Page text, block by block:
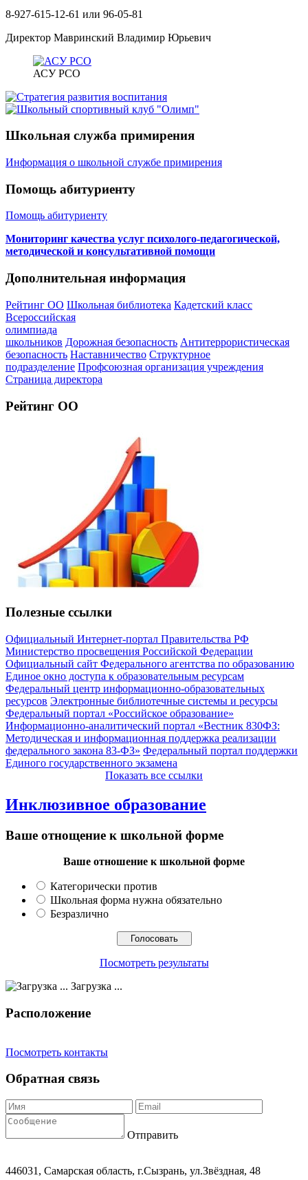
8-927-615-12-61 или 96-05-81
Директор Мавринский Владимир Юрьевич
АСУ РСО
Школьная служба примирения
Информация о школьной службе примирения
Помощь абитуриенту
Помощь абитуриенту
Мониторинг качества услуг психолого-педагогической,
методической и консультативной помощи
Дополнительная информация
Рейтинг ОО Школьная библиотека Кадетский класс
Всероссийская
олимпиада
школьников Дорожная безопасность Антитеррористическая
безопасность Наставничество Структурное
подразделение Профсоюзная организация учреждения
Страница директора
Рейтинг ОО
Полезные ссылки
Официальный Интернет-портал Правительства РФ
Министерство просвещения Российской Федерации
Официальный сайт Федерального агентства по образованию
Единое окно доступа к образовательным ресурсам
Федеральный центр информационно-образовательных
ресурсов Электронные библиотечные системы и ресурсы
Федеральный портал «Российское образование»
Информационно-аналитический портал «Вестник 830ФЗ:
Методическая и информационная поддержка реализации
федерального закона 83-ФЗ» Федеральный портал поддержки
Единого государственного экзамена
Показать все ссылки
Инклюзивное образование
Ваше отнощение к школьной форме
Ваше отношение к школьной форме
Категорически против
Школьная форма нужна обязательно
Безразлично
Посмотреть результаты
Загрузка ...
Расположение
Посмотреть контакты
Обратная связь
Отправить
446031, Самарская область, г.Сызрань, ул.Звёздная, 48